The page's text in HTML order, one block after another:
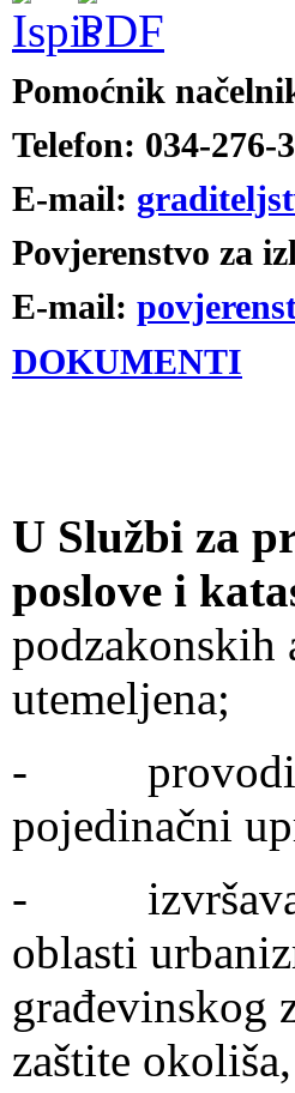
Pomoćnik
Telefon: 034-276-
E-mail:
Povjerenstvo za
E-mail:
DOKUMENTI
U Službi za
poslove i
podzakonskih
utemeljena;
- provodi se
pojedinačni
- izvršavaju
oblasti
građevinskog
zaštite